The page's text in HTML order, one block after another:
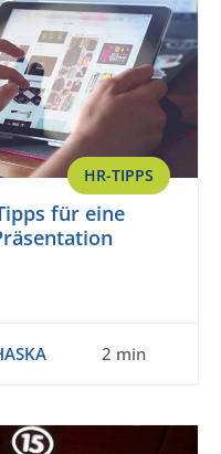
HR-TIPPS
für eine
2 min